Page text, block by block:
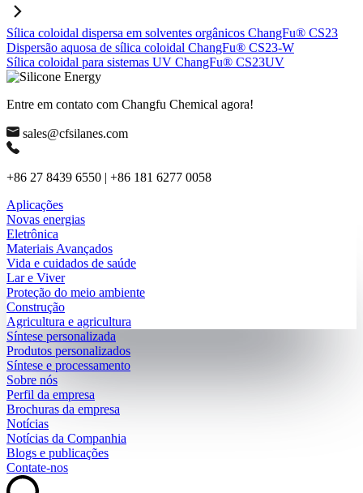
Sílica coloidal dispersa em solventes orgânicos ChangFu® CS23
Dispersão aquosa de sílica coloidal ChangFu® CS23-W
Sílica coloidal para sistemas UV ChangFu® CS23UV
Entre em contato com Changfu Chemical agora!
sales@cfsilanes.com
+86 27 8439 6550 | +86 181 6277 0058
Aplicações
Novas energias
Eletrônica
Materiais Avançados
Vida e cuidados de saúde
Lar e Viver
Proteção do meio ambiente
Construção
Agricultura e agricultura
Síntese personalizada
Produtos personalizados
Síntese e processamento
Sobre nós
Perfil da empresa
Brochuras da empresa
Notícias
Notícias da Companhia
Blogs e publicações
Contate-nos